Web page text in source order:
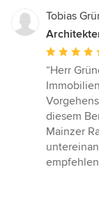
Sternen
Tobias
5
von
5
Sternen
“Herr
diesem
Mainzer